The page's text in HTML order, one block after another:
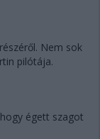
Nem sok
pilótája.
égett szagot